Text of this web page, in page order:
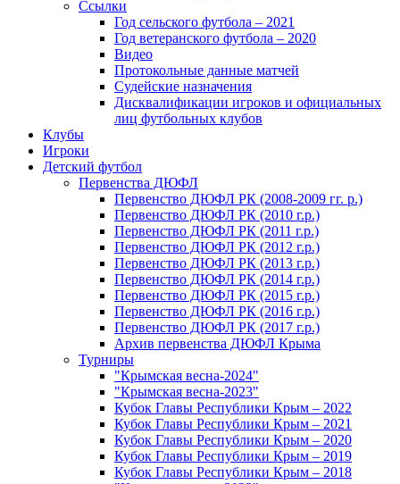
Ссылки
Год сельского футбола – 2021
Год ветеранского футбола – 2020
Видео
Протокольные данные матчей
Судейские назначения
Дисквалификации игроков и официальных
лиц футбольных клубов
Клубы
Игроки
Детский футбол
Первенства ДЮФЛ
Первенство ДЮФЛ РК (2008-2009 гг. р.)
Первенство ДЮФЛ РК (2010 г.р.)
Первенство ДЮФЛ РК (2011 г.р.)
Первенство ДЮФЛ РК (2012 г.р.)
Первенство ДЮФЛ РК (2013 г.р.)
Первенство ДЮФЛ РК (2014 г.р.)
Первенство ДЮФЛ РК (2015 г.р.)
Первенство ДЮФЛ РК (2016 г.р.)
Первенство ДЮФЛ РК (2017 г.р.)
Архив первенства ДЮФЛ Крыма
Турниры
"Крымская весна-2024"
"Крымская весна-2023"
Кубок Главы Республики Крым – 2022
Кубок Главы Республики Крым – 2021
Кубок Главы Республики Крым – 2020
Кубок Главы Республики Крым – 2019
Кубок Главы Республики Крым – 2018